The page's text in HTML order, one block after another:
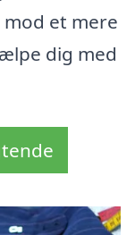
et mere
dig med